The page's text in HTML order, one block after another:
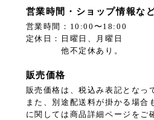
営業時間・ショップ情報な
営業時間：10:00〜18:00
定休日：日曜日、月曜日
他不定休あり。
販売価格
販売価格は、税込み表記となっ
また、別途配送料が掛かる場合
に関しては商品詳細ページをご